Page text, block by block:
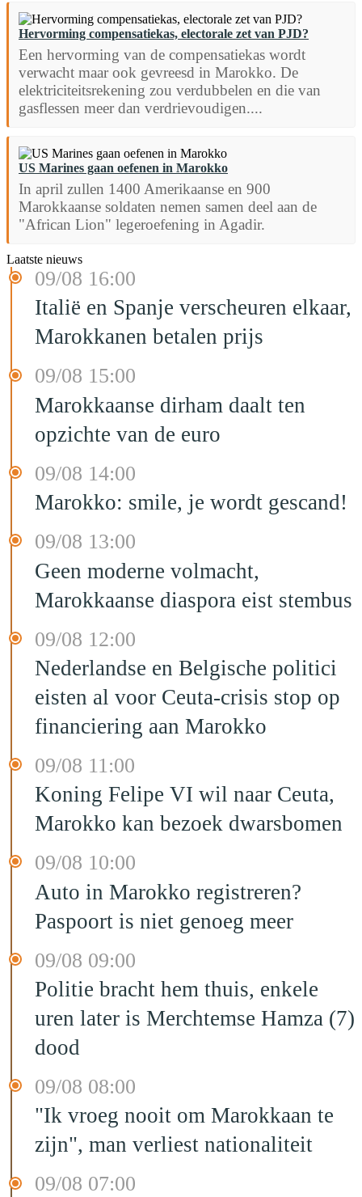
Hervorming compensatiekas, electorale zet van PJD?
Een hervorming van de compensatiekas wordt
verwacht maar ook gevreesd in Marokko. De
elektriciteitsrekening zou verdubbelen en die van
gasflessen meer dan verdrievoudigen....
US Marines gaan oefenen in Marokko
In april zullen 1400 Amerikaanse en 900
Marokkaanse soldaten nemen samen deel aan de
"African Lion" legeroefening in Agadir.
Laatste nieuws
09/08 16:00
Italië en Spanje verscheuren elkaar,
Marokkanen betalen prijs
09/08 15:00
Marokkaanse dirham daalt ten
opzichte van de euro
09/08 14:00
Marokko: smile, je wordt gescand!
09/08 13:00
Geen moderne volmacht,
Marokkaanse diaspora eist stembus
09/08 12:00
Nederlandse en Belgische politici
eisten al voor Ceuta-crisis stop op
financiering aan Marokko
09/08 11:00
Koning Felipe VI wil naar Ceuta,
Marokko kan bezoek dwarsbomen
09/08 10:00
Auto in Marokko registreren?
Paspoort is niet genoeg meer
09/08 09:00
Politie bracht hem thuis, enkele
uren later is Merchtemse Hamza (7)
dood
09/08 08:00
"Ik vroeg nooit om Marokkaan te
zijn", man verliest nationaliteit
09/08 07:00